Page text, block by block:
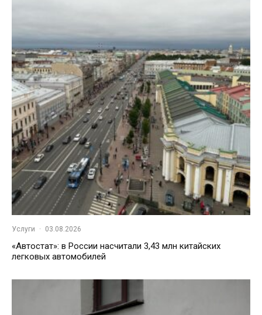
Услуги · 03.08.2026
«Автостат»: в России насчитали 3,43 млн китайских
легковых автомобилей